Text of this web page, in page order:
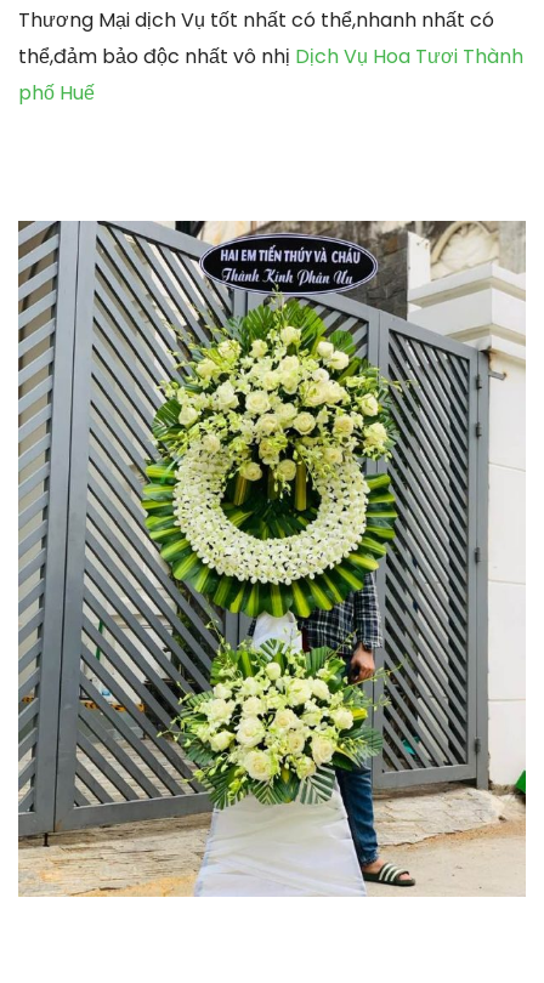
Thương Mại dịch Vụ tốt nhất có thể,nhanh nhất có
thể,đảm bảo độc nhất vô nhị Dịch Vụ Hoa Tươi Thành
phố Huế